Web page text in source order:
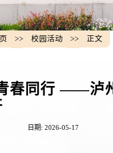
>> 校园活动 >> 正文
春同行 ——泸
日期: 2026-05-17